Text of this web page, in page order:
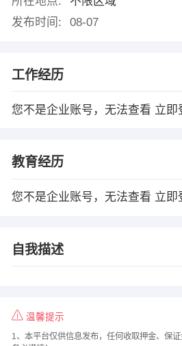
发布时间:
08-07
工作经历
您不是企业账号，无法查看 立即
教育经历
您不是企业账号，无法查看 立即
自我描述
温馨提示
1、本平台仅供信息发布，任何收取押金、保